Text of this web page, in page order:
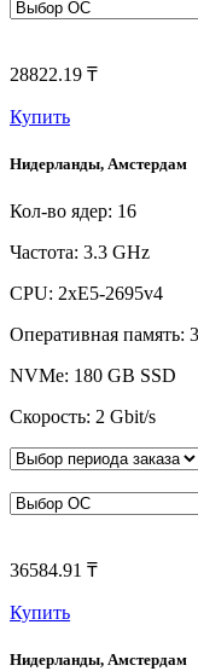
28822.19 ₸
Купить
Нидерланды, Амстердам
Кол-во ядер: 16
Частота: 3.3 GHz
CPU: 2xE5-2695v4
Оперативная память:
NVMe: 180 GB SSD
Скорость: 2 Gbit/s
36584.91 ₸
Купить
Нидерланды, Амстердам